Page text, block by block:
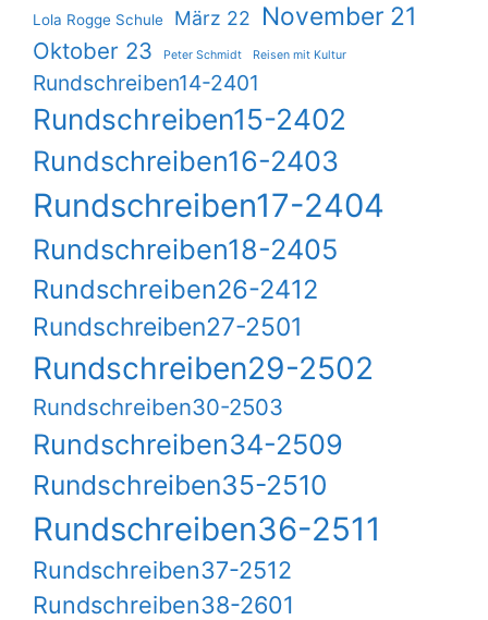
Lola Rogge Schule März 22 November 21
Oktober 23 Peter Schmidt Reisen mit Kultur
Rundschreiben14-2401
Rundschreiben15-2402
Rundschreiben16-2403
Rundschreiben17-2404
Rundschreiben18-2405
Rundschreiben26-2412
Rundschreiben27-2501
Rundschreiben29-2502
Rundschreiben30-2503
Rundschreiben34-2509
Rundschreiben35-2510
Rundschreiben36-2511
Rundschreiben37-2512
Rundschreiben38-2601